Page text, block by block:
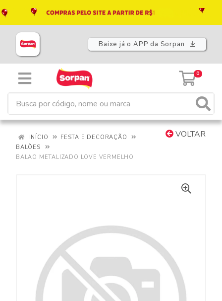
Baixe já o APP da Sorpan
0
VOLTAR
INÍCIO
FESTA E DECORAÇÃO
BALÕES
BALAO METALIZADO LOVE VERMELHO